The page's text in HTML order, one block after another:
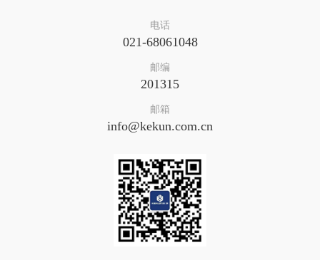
电话
021-68061048
邮编
201315
邮箱
info@kekun.com.cn